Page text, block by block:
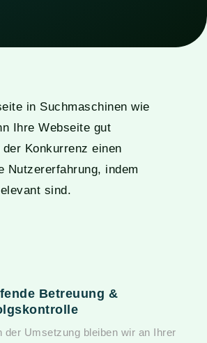
in Suchmaschinen wie
Ihre Webseite gut
Konkurrenz einen
Nutzererfahrung, indem
sind.
Betreuung &
der Umsetzung bleiben wir an Ihrer